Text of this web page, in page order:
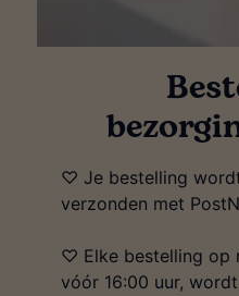
♡ Je bestelling
verzonden met
♡ Elke bestelling op
vóór 16:00 uur,